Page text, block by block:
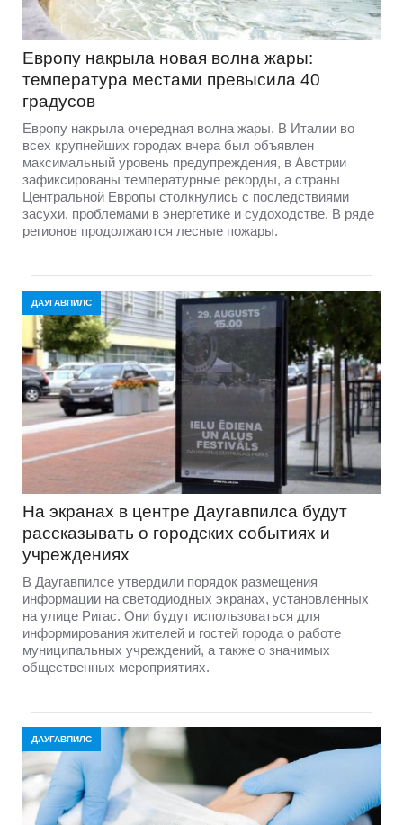
Европу накрыла новая волна жары:
температура местами превысила 40
градусов
Европу накрыла очередная волна жары. В Италии во
всех крупнейших городах вчера был объявлен
максимальный уровень предупреждения, в Австрии
зафиксированы температурные рекорды, а страны
Центральной Европы столкнулись с последствиями
засухи, проблемами в энергетике и судоходстве. В ряде
регионов продолжаются лесные пожары.
ДАУГАВПИЛС
На экранах в центре Даугавпилса будут
рассказывать о городских событиях и
учреждениях
В Даугавпилсе утвердили порядок размещения
информации на светодиодных экранах, установленных
на улице Ригас. Они будут использоваться для
информирования жителей и гостей города о работе
муниципальных учреждений, а также о значимых
общественных мероприятиях.
ДАУГАВПИЛС